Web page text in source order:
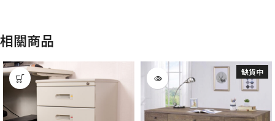
相關商品
缺貨中